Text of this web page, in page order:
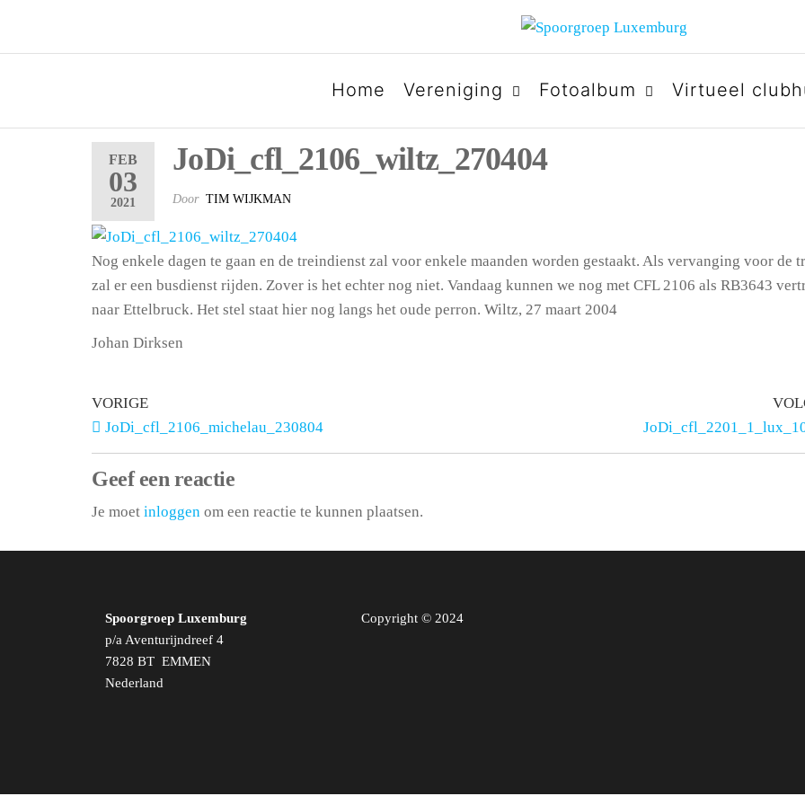
SPOORGROEP LUXEMBURG
Home Vereniging Fotoalbum Virtueel
FEB
03
2021
JoDi_cfl_2106_wiltz_270404
Door TIM WIJKMAN
Nog enkele dagen te gaan en de treindienst zal voor enkele maanden worden gestaakt. Als vervanging voor de
zal er een busdienst rijden. Zover is het echter nog niet. Vandaag kunnen we nog met CFL 2106 als RB3643
naar Ettelbruck. Het stel staat hier nog langs het oude perron. Wiltz, 27 maart 2004
Johan Dirksen
VORIGE
JoDi_cfl_2106_michelau_230804
Geef een reactie
Je moet inloggen om een reactie te kunnen plaatsen.
Spoorgroep Luxemburg
p/a Aventurijndreef 4
7828 BT EMMEN
Nederland
Copyright © 2024